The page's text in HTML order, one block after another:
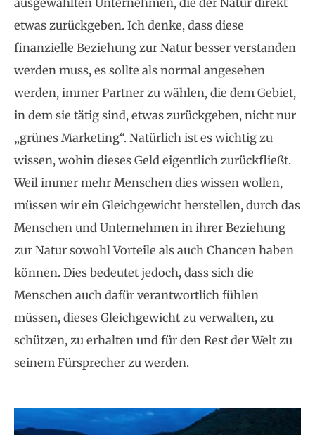
ausgewählten Unternehmen, die der Natur direkt
etwas zurückgeben. Ich denke, dass diese
finanzielle Beziehung zur Natur besser verstanden
werden muss, es sollte als normal angesehen
werden, immer Partner zu wählen, die dem Gebiet,
in dem sie tätig sind, etwas zurückgeben, nicht nur
„grünes Marketing“. Natürlich ist es wichtig zu
wissen, wohin dieses Geld eigentlich zurückfließt.
Weil immer mehr Menschen dies wissen wollen,
müssen wir ein Gleichgewicht herstellen, durch das
Menschen und Unternehmen in ihrer Beziehung
zur Natur sowohl Vorteile als auch Chancen haben
können. Dies bedeutet jedoch, dass sich die
Menschen auch dafür verantwortlich fühlen
müssen, dieses Gleichgewicht zu verwalten, zu
schützen, zu erhalten und für den Rest der Welt zu
seinem Fürsprecher zu werden.